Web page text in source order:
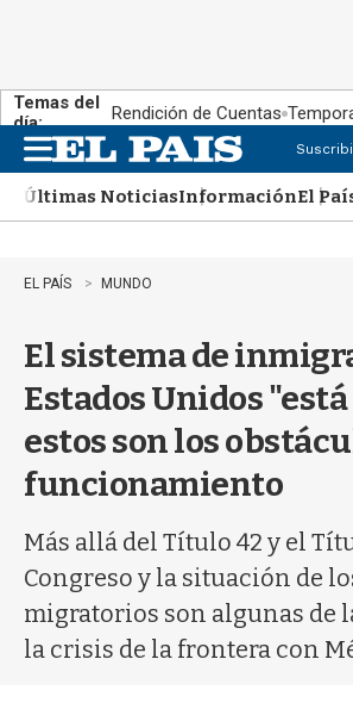
Temas del
día:
Rendición de Cuentas
n
uÚltimas NoticiasInformaciónEl
EL PAÍS MUNDO
El sistema de
Estados Unidos
estos son los
funcionamiento
Más allá del Título 42 y el
Congreso y la situación de
migratorios son algunas de
la crisis de la frontera con